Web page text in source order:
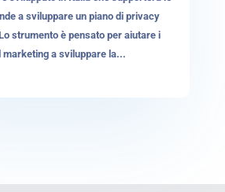
a sviluppare un piano di privacy
strumento è pensato per aiutare i
a sviluppare la...